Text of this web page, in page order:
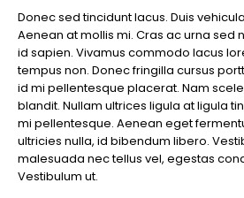
Donec sed tincidunt lacus. Duis
Aenean at mollis mi. Cras ac urna sed
id sapien. Vivamus commodo lacus
tempus non. Donec fringilla cursus
id mi pellentesque placerat. Nam
blandit. Nullam ultrices ligula at ligula
mi pellentesque. Aenean eget
ultricies nulla, id bibendum libero.
malesuada nec tellus vel, egestas
Vestibulum ut.